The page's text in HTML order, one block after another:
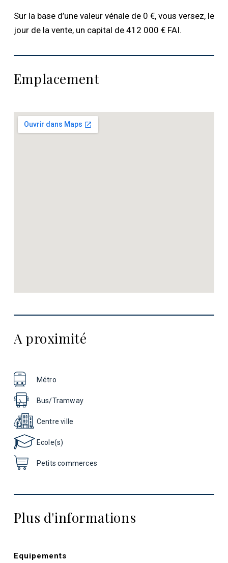
Sur la base d’une valeur vénale de 0 €, vous versez, le
jour de la vente, un capital de 412 000 € FAI.
Emplacement
A proximité
Métro
Bus/Tramway
Centre ville
Ecole(s)
Petits commerces
Plus d'informations
Equipements